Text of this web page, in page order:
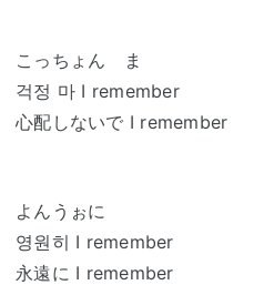
こっちょん ま
걱정 마 I remember
心配しないで I remember
よんうぉに
영원히 I remember
永遠に I remember